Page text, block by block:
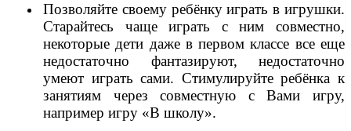
Позволяйте своему ребёнку играть в игрушки.
Старайтесь чаще играть с ним совместно,
некоторые дети даже в первом классе все еще
недостаточно фантазируют, недостаточно
умеют играть сами. Стимулируйте ребёнка к
занятиям через совместную с Вами игру,
например игру «В школу».